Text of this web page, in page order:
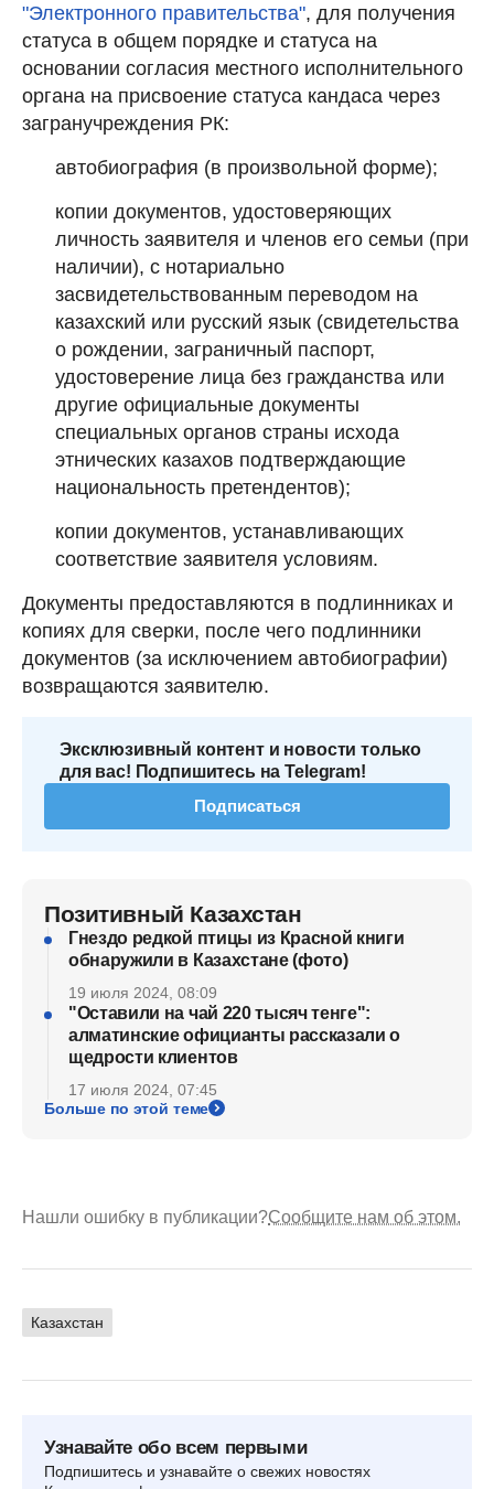
"Электронного правительства", для получения
статуса в общем порядке и статуса на
основании согласия местного исполнительного
органа на присвоение статуса кандаса через
загранучреждения РК:
автобиография (в произвольной форме);
копии документов, удостоверяющих
личность заявителя и членов его семьи (при
наличии), с нотариально
засвидетельствованным переводом на
казахский или русский язык (свидетельства
о рождении, заграничный паспорт,
удостоверение лица без гражданства или
другие официальные документы
специальных органов страны исхода
этнических казахов подтверждающие
национальность претендентов);
копии документов, устанавливающих
соответствие заявителя условиям.
Документы предоставляются в подлинниках и
копиях для сверки, после чего подлинники
документов (за исключением автобиографии)
возвращаются заявителю.
Эксклюзивный контент и новости только
для вас! Подпишитесь на Telegram!
Подписаться
Позитивный Казахстан
Гнездо редкой птицы из Красной книги
обнаружили в Казахстане (фото)
19 июля 2024, 08:09
"Оставили на чай 220 тысяч тенге":
алматинские официанты рассказали о
щедрости клиентов
17 июля 2024, 07:45
Больше по этой теме
Нашли ошибку в публикации?Сообщите нам об этом.
Казахстан
Узнавайте обо всем первыми
Подпишитесь и узнавайте о свежих новостях